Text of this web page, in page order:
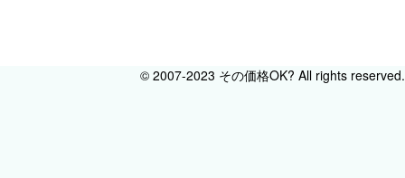
© 2007-2023 その価格OK? All rights reserved.